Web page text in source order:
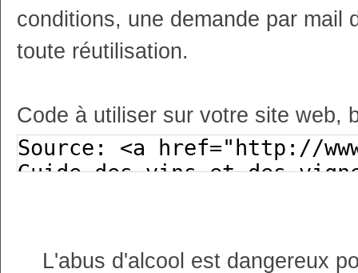
conditions, une demande par mail
toute réutilisation.
Code à utiliser sur votre site web,
L'abus d'alcool est dangereux